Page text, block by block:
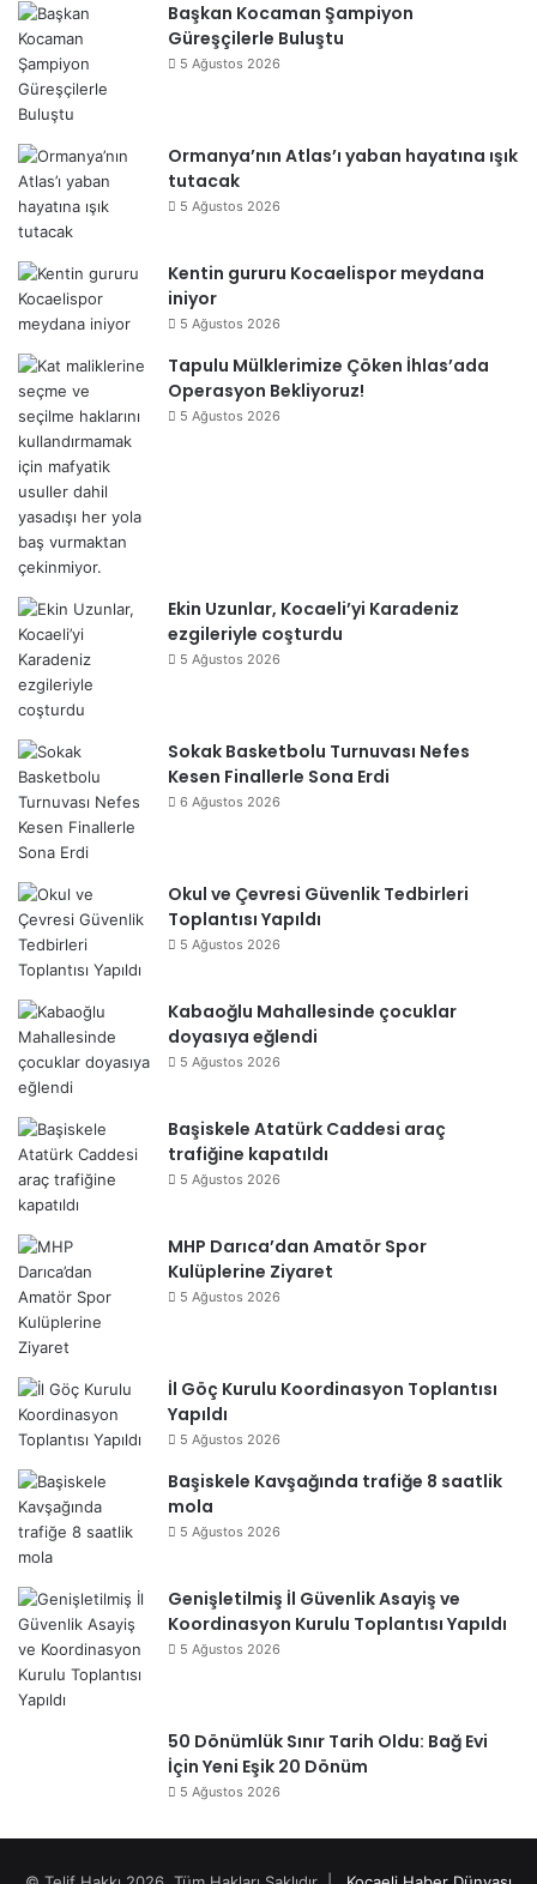
Başkan Kocaman Şampiyon
Güreşçilerle Buluştu
5 Ağustos 2026
Ormanya’nın Atlas’ı yaban hayatına ışık
tutacak
5 Ağustos 2026
Kentin gururu Kocaelispor meydana
iniyor
5 Ağustos 2026
Tapulu Mülklerimize Çöken İhlas’ada
Operasyon Bekliyoruz!
5 Ağustos 2026
Ekin Uzunlar, Kocaeli’yi Karadeniz
ezgileriyle coşturdu
5 Ağustos 2026
Sokak Basketbolu Turnuvası Nefes
Kesen Finallerle Sona Erdi
6 Ağustos 2026
Okul ve Çevresi Güvenlik Tedbirleri
Toplantısı Yapıldı
5 Ağustos 2026
Kabaoğlu Mahallesinde çocuklar
doyasıya eğlendi
5 Ağustos 2026
Başiskele Atatürk Caddesi araç
trafiğine kapatıldı
5 Ağustos 2026
MHP Darıca’dan Amatör Spor
Kulüplerine Ziyaret
5 Ağustos 2026
İl Göç Kurulu Koordinasyon Toplantısı
Yapıldı
5 Ağustos 2026
Başiskele Kavşağında trafiğe 8 saatlik
mola
5 Ağustos 2026
Genişletilmiş İl Güvenlik Asayiş ve
Koordinasyon Kurulu Toplantısı Yapıldı
5 Ağustos 2026
50 Dönümlük Sınır Tarih Oldu: Bağ Evi
İçin Yeni Eşik 20 Dönüm
5 Ağustos 2026